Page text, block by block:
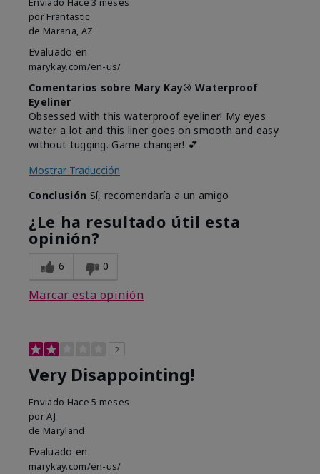
por Frantastic
de Marana, AZ
Evaluado en
marykay.com/en-us/
Comentarios sobre Mary Kay® Waterproof
Eyeliner
Obsessed with this waterproof eyeliner! My eyes
water a lot and this liner goes on smooth and easy
without tugging. Game changer! 💕
Mostrar Traducción
Conclusión Sí, recomendaría a un amigo
¿Le ha resultado útil esta
opinión?
6 0
Marcar esta opinión
2
Very Disappointing!
Enviado Hace 5 meses
porAJ
de Maryland
Evaluado en
marykay.com/en-us/